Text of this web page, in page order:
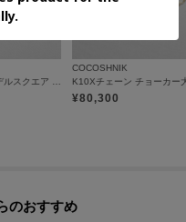
COCOSHNIK
K10Xチェーン チョーカー
¥80,300
のおすすめ